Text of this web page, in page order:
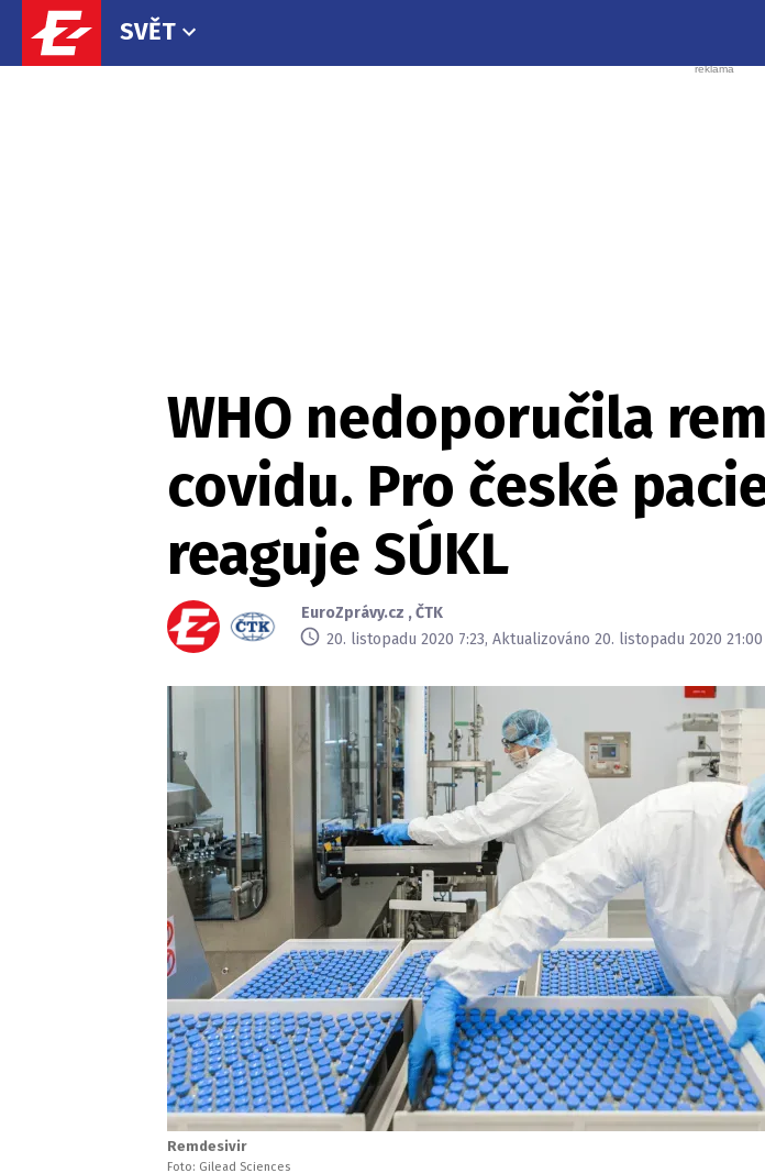
SVĚT
WHO nedoporučila
covidu. Pro české
reaguje SÚKL
EuroZprávy.cz ,ČTK
20. listopadu 2020 7:23, Aktualizováno 20. listopadu 2020 21:00
Remdesivir
Foto: Gilead Sciences